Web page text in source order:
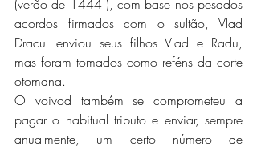
(verão de 1444 ), com base nos pesados
​​acordos firmados com o sultão, Vlad
Dracul enviou seus filhos Vlad e Radu,
mas foram tomados como reféns da corte
otomana.
O voivod também se comprometeu a
pagar o habitual tributo e enviar, sempre
anualmente, um certo número de